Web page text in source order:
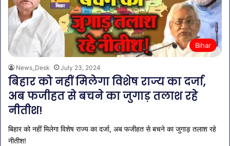
Bihar
News_Desk July 23, 2024
बिहार को नहीं मिलेगा विशेष राज्य का दर्जा,
अब फजीहत से बचने का जुगाड़ तलाश रहे
नीतीश!
बिहार को नहीं मिलेगा विशेष राज्य का दर्जा, अब फजीहत से बचने का जुगाड़ तलाश रहे
नीतीश!